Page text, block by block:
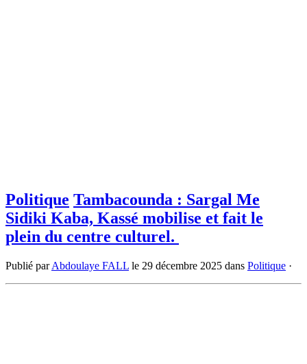
Politique Tambacounda : Sargal Me
Sidiki Kaba, Kassé mobilise et fait le
plein du centre culturel.
Publié parAbdoulaye FALL le 29 décembre 2025 dans Politique ·